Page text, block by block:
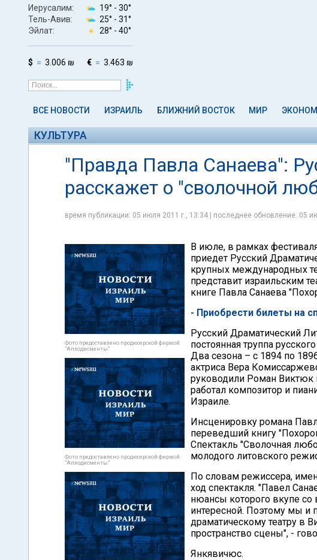
Иерусалим: 19° - 30°
Тель-Авив:
25° - 31°
Эйлат:
28° - 40°
$ 3.006 ₪ € 3.463 ₪
ВСЕ НОВОСТИ ИЗРАИЛЬ БЛИЖНИЙ ВОСТОК МИР
КУЛЬТУРА
"Правда Павла Санаева":
расскажет о "сволочной
время публикации: 05 июля 2011 г., 13:34 | последнее обновление: 05
Фото предоставлено продюсерской фирмой
"Аплодисменты"
Фото предоставлено продюсерской фирмой
"Аплодисменты"
В июле, в рамках
приедет Русский
крупных международных
представит израильским
книге Павла Санаева
- Приобрести билеты на
Русский Драматический
постоянная труппа
Два сезона – с 1894 по
актриса Вера
руководили Роман Виктюк
работал композитор и
Израиле.
Инсценировку романа
переведший книгу
Спектакль "Сволочная
молодого литовского
По словам режиссера,
ход спектакля. "Павел
нюансы которого вкупе со
интересной. Поэтому мы и
драматическому театру в
пространство сцены", -
Янкявичюс.